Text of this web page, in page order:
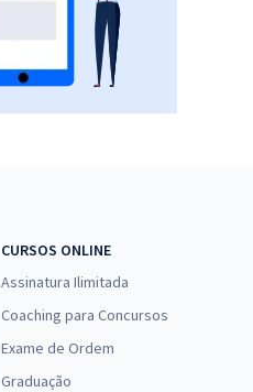
CURSOS ONLINE
Assinatura Ilimitada
Coaching para Concursos
Exame de Ordem
Graduação